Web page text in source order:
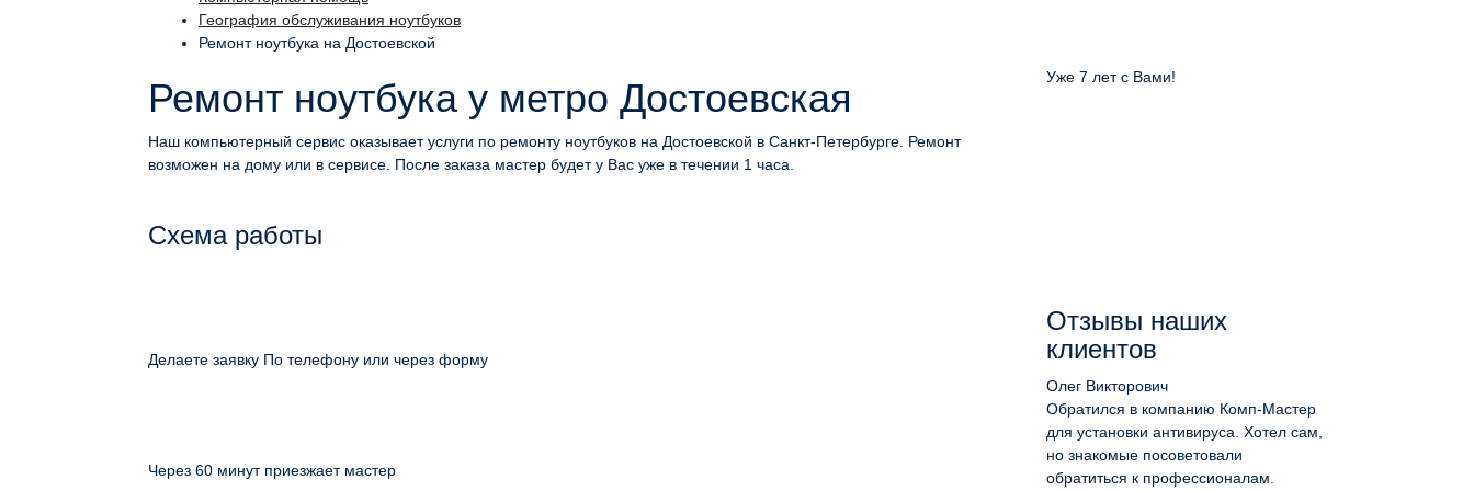
География обслуживания ноутбуков
Ремонт ноутбука на Достоевской
Ремонт ноутбука у метро Достоевская
Наш компьютерный сервис оказывает услуги по ремонту ноутбуков на Достоевской в Санкт-Петербурге. Ремонт
возможен на дому или в сервисе. После заказа мастер будет у Вас уже в течении 1 часа.
Схема работы
Делаете заявку По телефону или через форму
Через 60 минут приезжает мастер
Уже 7 лет с Вами!
Отзывы наших
клиентов
Олег Викторович
Обратился в компанию Комп-Мастер
для установки антивируса. Хотел сам,
но знакомые посоветовали
обратиться к профессионалам.